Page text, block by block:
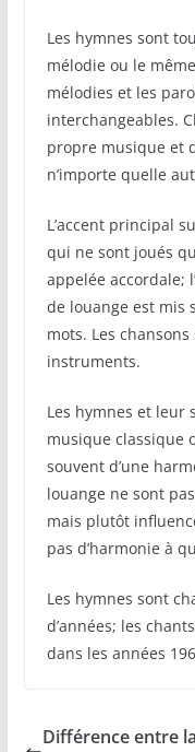
Les hymnes sont
mélodie ou le
mélodies et les
interchangeables.
propre musique et
n’importe quelle
L’accent principal
qui ne sont joués
appelée accordale;
de louange est mis
mots. Les
instruments.
Les hymnes et leur
musique classique
souvent d’une
louange ne sont
mais plutôt
pas d’harmonie à
Les hymnes sont
d’années; les
dans les années
Différence entre